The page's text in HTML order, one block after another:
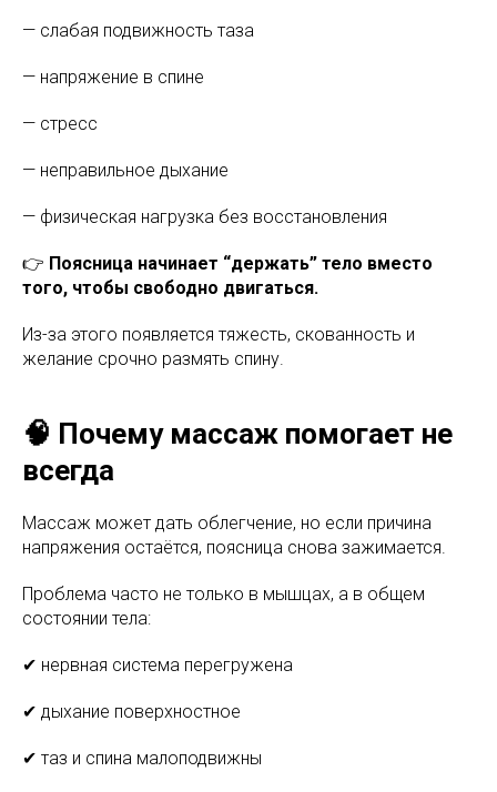
— слабая подвижность таза
— напряжение в спине
— стресс
— неправильное дыхание
— физическая нагрузка без восстановления
👉 Поясница начинает “держать” тело вместо
того, чтобы свободно двигаться.
Из-за этого появляется тяжесть, скованность и
желание срочно размять спину.
🧠 Почему массаж помогает не
всегда
Массаж может дать облегчение, но если причина
напряжения остаётся, поясница снова зажимается.
Проблема часто не только в мышцах, а в общем
состоянии тела:
✔ нервная система перегружена
✔ дыхание поверхностное
✔ таз и спина малоподвижны